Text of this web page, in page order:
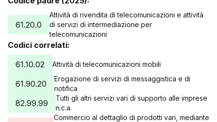
61.20.0
Attività di rivendita di telecomunicazioni e attività
di servizi di intermediazione per
telecomunicazioni
Codici correlati:
61.10.02
Attività di telecomunicazioni mobili
61.90.20
Erogazione di servizi di messaggistica e di
notifica
82.99.99
Tutti gli altri servizi vari di supporto alle imprese
n.c.a.
Commercio al dettaglio di prodotti vari, mediante